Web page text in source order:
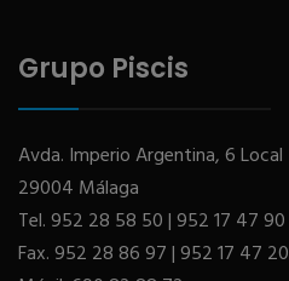
Grupo Piscis
Avda. Imperio Argentina, 6 Local
29004 Málaga
Tel.952 28 58 50|952 17 47 90
Fax.952 28 86 97|952 17 47 20